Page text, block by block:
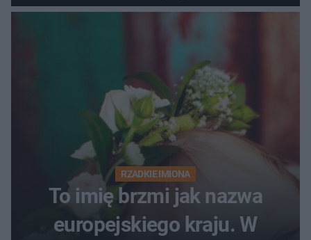
RZADKIE IMIONA
To imię brzmi jak nazwa
europejskiego kraju. W